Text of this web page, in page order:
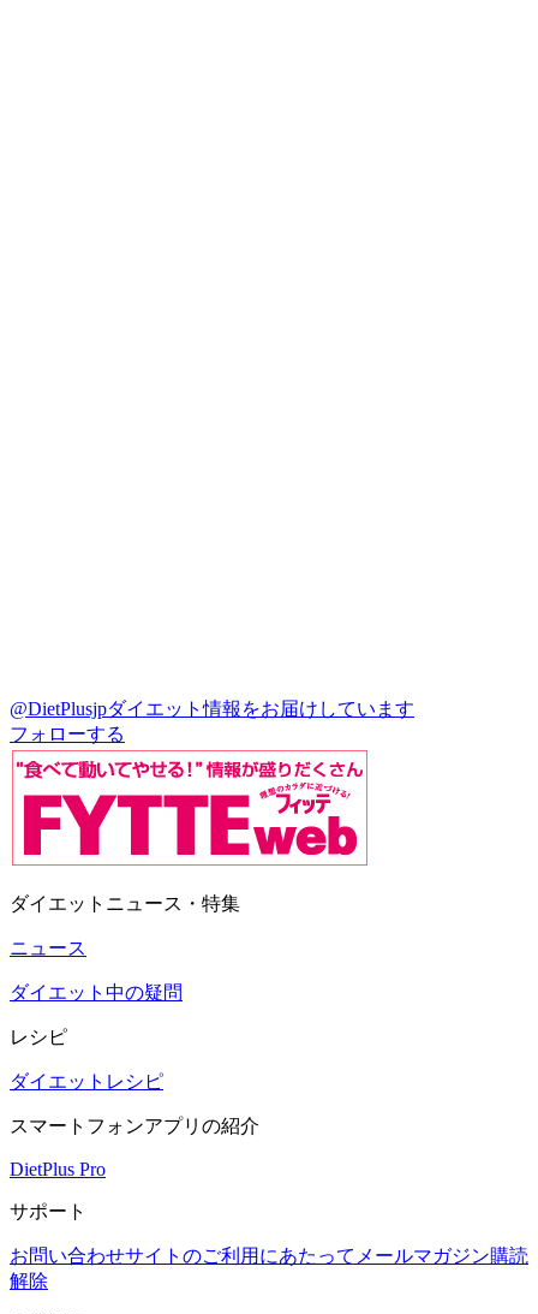
@DietPlusjpダイエット情報をお届けしています
フォローする
ダイエットニュース・特集
ニュース
ダイエット中の疑問
レシピ
ダイエットレシピ
スマートフォンアプリの紹介
DietPlus Pro
サポート
お問い合わせサイトのご利用にあたって メールマガジン購読
解除